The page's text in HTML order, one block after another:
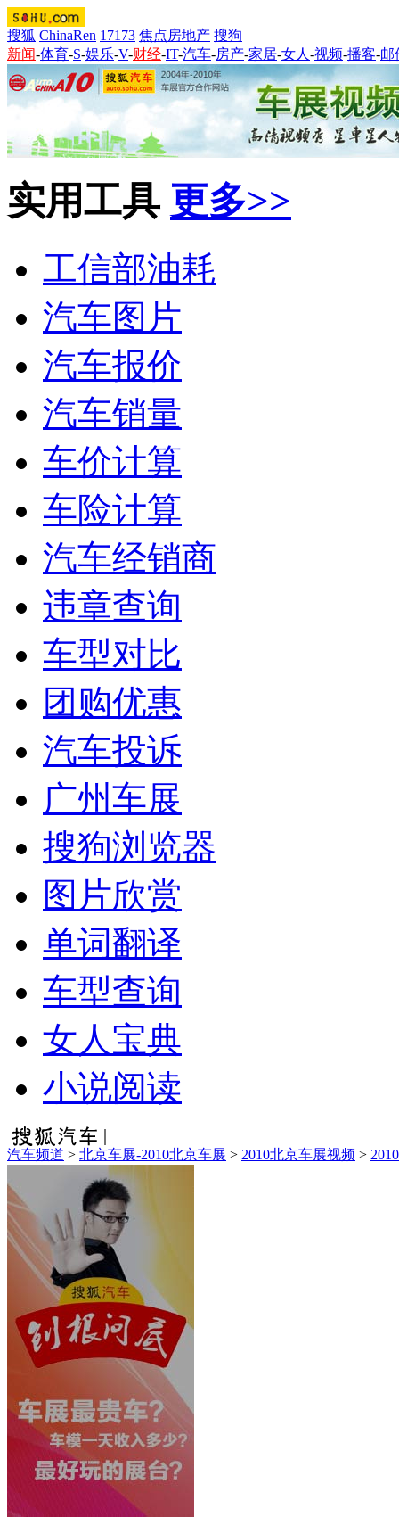
搜狐 ChinaRen 17173 焦点房地产 搜狗
新闻-体育-S-娱乐-V-财经-IT-汽车-房产-家居-女人 -视频-播客-邮
实用工具 更多>>
工信部油耗
汽车图片
汽车报价
汽车销量
车价计算
车险计算
汽车经销商
违章查询
车型对比
团购优惠
汽车投诉
广州车展
搜狗浏览器
图片欣赏
单词翻译
车型查询
女人宝典
小说阅读
汽车频道 > 北京车展-2010北京车展 > 2010北京车展视频 >